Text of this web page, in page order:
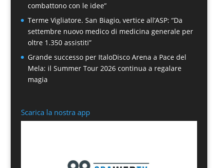
combattono con le idee”
Terme Vigliatore. San Biagio, vertice all’ASP: “Da
settembre nuovo medico di medicina generale per
oltre 1.350 assistiti”
Grande successo per ItaloDisco Arena a Pace del
Mela: il Summer Tour 2026 continua a regalare
magia
Scarica la nostra app